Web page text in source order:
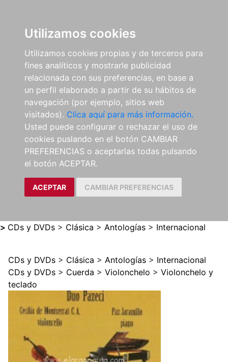
Utilizamos cookies
Utilizamos cookies propias y de terceros para
fines analíticos y mostrarle publicidad
relacionada con sus preferencias, en base a
un perfil elaborado a partir de su hábitos de
navegación (por ejemplo, sitios web
visitados). Clica aquí para más información.
Usted puede configurar o rechazar el uso de
cookies puslando en el botón CAMBIAR
PREFERENCIAS o aceptarlas todas pulsando
el botón ACEPTAR.
ACEPTAR CAMBIAR PREFERENCIAS
> CDs y DVDs > Clásica > Antologías > Internacional
CDs y DVDs > Clásica > Antologías > Internacional
CDs y DVDs > Cuerda > Violonchelo > Violonchelo y
teclado